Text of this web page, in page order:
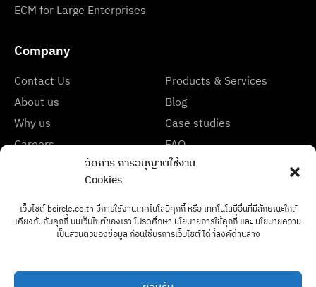
จัดการ การอนุญาตใช้งาน
Cookies
เว็บไซต์ bcircle.co.th มีการใช้งานเทคโนโลยีคุกกี้ หรือ เทคโนโลยีอื่นที่มีลักษณะใกล้
เคียงกันกับคุกกี้ บนเว็บไซต์ของเรา โปรดศึกษา นโยบายการใช้คุกกี้ และ นโยบายความ
เป็นส่วนตัวของข้อมูล ก่อนใช้บริการเว็บไซต์ ได้ที่ลิงค์ด้านล่าง
ECM for Large Enterprises
Company
Contact Us
About us
Why us
Careers
Partners & Certifications
Products & Services
Blog
Case studies
FAQ